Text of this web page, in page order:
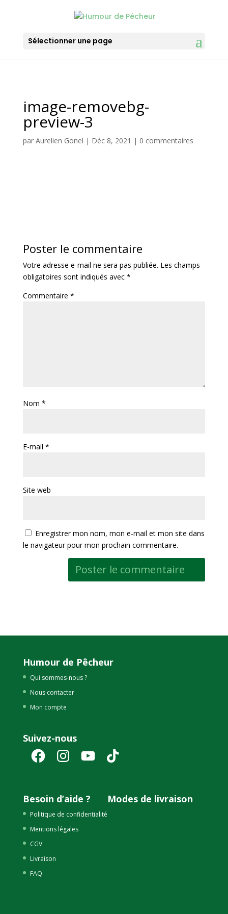
Sélectionner une page
image-removebg-
preview-3
par Aurelien Gonel | Déc 8, 2021 | 0 commentaires
Poster le commentaire
Votre adresse e-mail ne sera pas publiée. Les champs
obligatoires sont indiqués avec *
Commentaire *
Nom *
E-mail *
Site web
Enregistrer mon nom, mon e-mail et mon site dans
le navigateur pour mon prochain commentaire.
Humour de Pêcheur
Qui sommes-nous ?
Nous contacter
Mon compte
Suivez-nous
FacebookInstagramYouTube TikTok
Besoin d’aide ?
Politique de confidentialité
Mentions légales
CGV
Livraison
FAQ
Modes de livraison